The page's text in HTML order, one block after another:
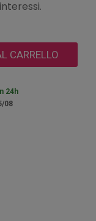
CARRELLO
24h
08